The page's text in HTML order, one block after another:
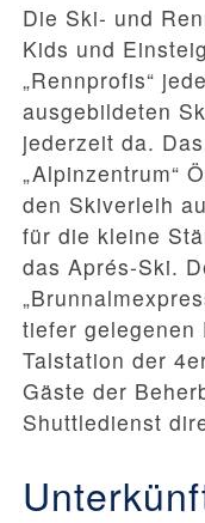
Die Ski- und
Kids und
„Rennprofis“
ausgebildeten
jederzeit da.
„Alpinzentrum“
den Skiverleih
für die kleine
das Aprés-Ski.
tiefer gelegenen
Talstation der
Gäste der
Shuttledienst